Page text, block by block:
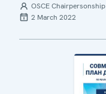
OSCE Chairpersonship
2 March 2022